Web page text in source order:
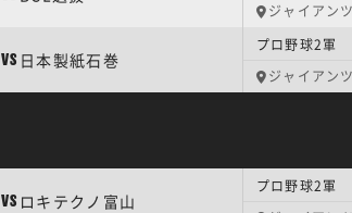
ジャイアン
VS 日本製紙石巻
プロ野球2
ジャイアン
VS ロキテクノ富山
プロ野球2